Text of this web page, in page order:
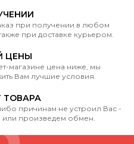
при получении в любом
при доставке курьером.
ЦЕНЫ
магазине цена ниже, мы
Вам лучшие условия.
ТОВАРА
причинам не устроил Вас -
или произведем обмен.